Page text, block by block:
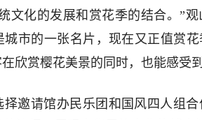
文化的发展和赏花季的结合。”
市的一张名片，现在又正值赏
欣赏樱花美景的同时，也能感受
择邀请馆办民乐团和国风四人组